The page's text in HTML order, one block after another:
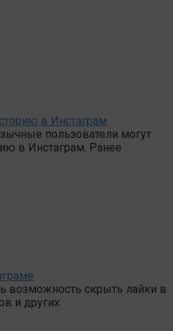
в Инстаграм
пользователи могут
в Инстаграм. Ранее
возможность скрыть лайки в
и других